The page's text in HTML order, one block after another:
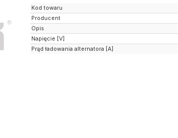
Kod towaru
Producent
Opis
Napięcie [V]
Prąd ładowania alternatora [A]